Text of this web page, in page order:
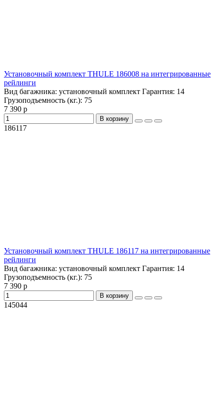
Установочный комплект THULE 186008 на интегрированные
рейлинги
Вид багажника: установочный комплект Гарантия: 14
Грузоподъемность (кг.): 75
7 390 р
В корзину
186117
Установочный комплект THULE 186117 на интегрированные
рейлинги
Вид багажника: установочный комплект Гарантия: 14
Грузоподъемность (кг.): 75
7 390 р
В корзину
145044